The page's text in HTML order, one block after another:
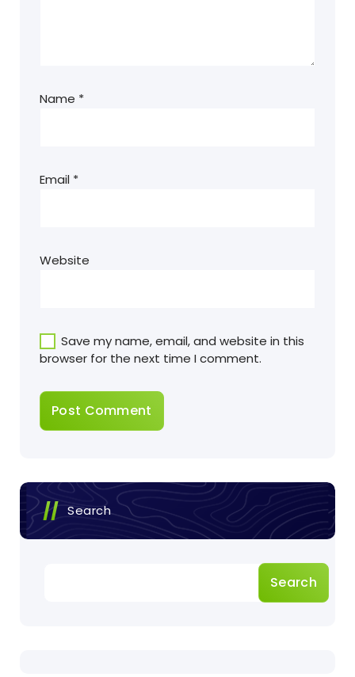
Name *
Email *
Website
Save my name, email, and website in this
browser for the next time I comment.
Search
Search